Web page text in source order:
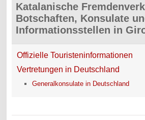
Katalanische
Botschaften, Konsulate
Informationsstellen in
Offizielle Touristeninformationen
Vertretungen in Deutschland
Generalkonsulate in Deutschland